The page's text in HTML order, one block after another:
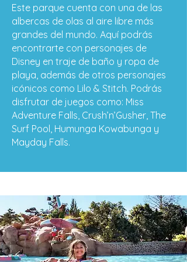
Este parque cuenta con una de las
albercas de olas al aire libre más
grandes del mundo. Aquí podrás
encontrarte con personajes de
Disney en traje de baño y ropa de
playa, además de otros personajes
icónicos como Lilo & Stitch. Podrás
disfrutar de juegos como: Miss
Adventure Falls, Crush’n’Gusher, The
Surf Pool, Humunga Kowabunga y
Mayday Falls.